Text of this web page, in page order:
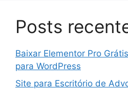
Posts
Baixar Elementor Pro
para WordPress
Site para Escritório de